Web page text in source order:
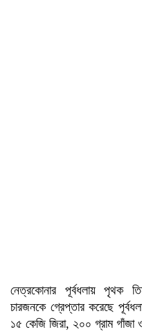
নেত্রকোনার পূর্বধলায় পৃথক
চারজনকে গ্রেপ্তার করেছে
১৫ কেজি জিরা, ২০০ গ্রাম গাঁজা